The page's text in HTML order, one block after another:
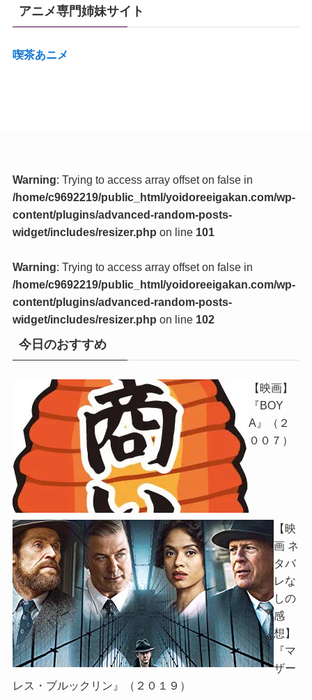
アニメ専門姉妹サイト
喫茶あニメ
Warning: Trying to access array offset on false in
/home/c9692219/public_html/yoidoreeigakan.com/wp-
content/plugins/advanced-random-posts-
widget/includes/resizer.php on line 101
Warning: Trying to access array offset on false in
/home/c9692219/public_html/yoidoreeigakan.com/wp-
content/plugins/advanced-random-posts-
widget/includes/resizer.php on line 102
今日のおすすめ
【映画】
『BOY
A』（２
００７）
【映
画 ネ
タバ
レな
しの
感
想】
『マ
ザー
レス・ブルックリン』（２０１９）